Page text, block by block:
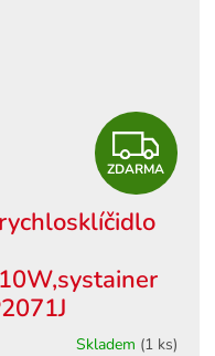
Z
D
M
ZDARMA
Skladem (1 ks)